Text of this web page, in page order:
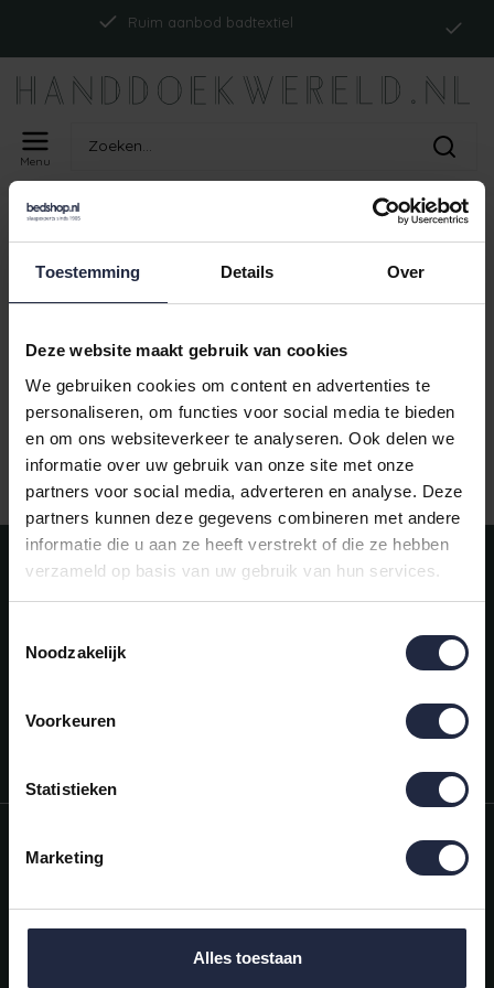
Toestemming Details Over
Deze website maakt gebruik van cookies
We gebruiken cookies om content en advertenties te
personaliseren, om functies voor social media te bieden
en om ons websiteverkeer te analyseren. Ook delen we
informatie over uw gebruik van onze site met onze
partners voor social media, adverteren en analyse. Deze
partners kunnen deze gegevens combineren met andere
informatie die u aan ze heeft verstrekt of die ze hebben
verzameld op basis van uw gebruik van hun services.
Noodzakelijk
Voorkeuren
Statistieken
Marketing
Alles toestaan
Ruim aanbod badtextiel
Menu
Home
PRODUCTEN GETAGD MET
ISM_ABYSSSPILEBADJ_AQUA
Geen producten gevonden!
Ruim aanbod badtextiel
Meld je aan voor onze nieuwsbrief!
AANMELDEN
Mijn account
Categorieën